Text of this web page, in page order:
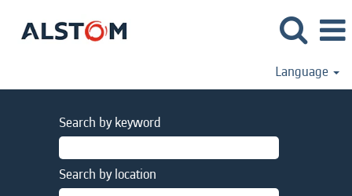
Language
Search by keyword
Search by location